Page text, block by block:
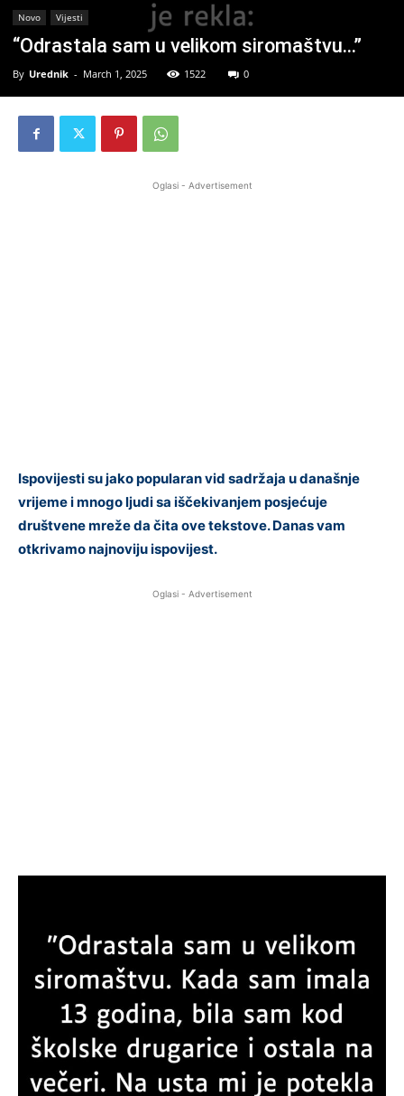
Novo Vijesti
“Odrastala sam u velikom siromaštvu…”
By Urednik - March 1, 2025 1522 0
Oglasi - Advertisement
Ispovijesti su jako popularan vid sadržaja u današnje
vrijeme i mnogo ljudi sa iščekivanjem posjećuje
društvene mreže da čita ove tekstove. Danas vam
otkrivamo najnoviju ispovijest.
Oglasi - Advertisement